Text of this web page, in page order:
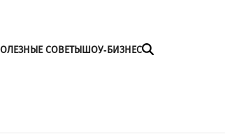
СОВЕТЫШОУ-БИЗНЕС